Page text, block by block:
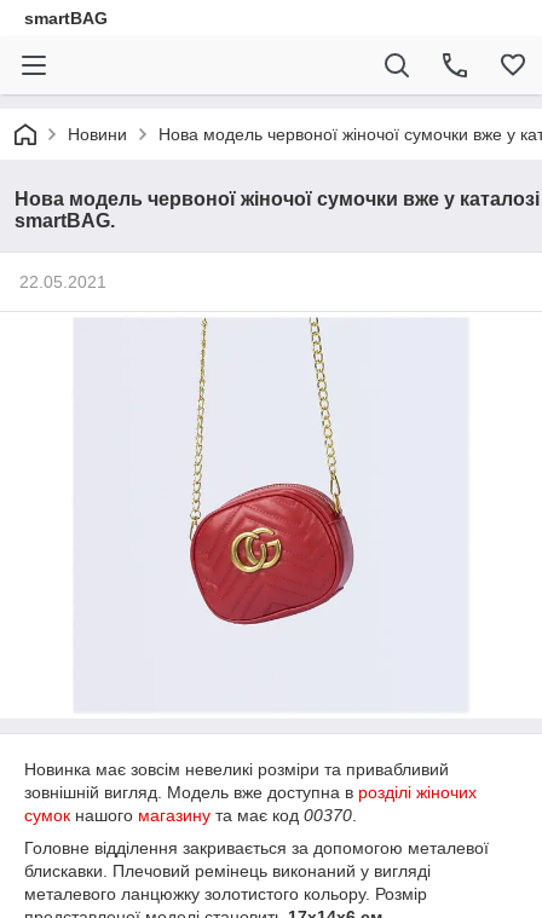
smartBAG
Новини Нова модель червоної жіночої сумочки вже у
Нова модель червоної жіночої сумочки вже у каталозі
smartBAG.
22.05.2021
Новинка має зовсім невеликі розміри та привабливий
зовнішній вигляд. Модель вже доступна в розділі жіночих
сумок нашого магазину та має код 00370
Головне відділення закривається за допомогою металевої
блискавки. Плечовий ремінець виконаний у вигляді
металевого ланцюжку золотистого кольору. Розмір